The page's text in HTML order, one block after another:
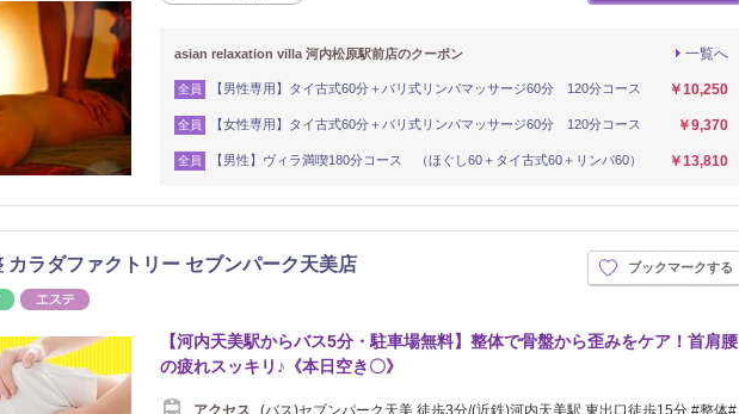
一覧へ
asian relaxation villa 河内松原駅前店のクーポン
全員 【男性専用】タイ古式60分＋バリ式リンパマッサージ60分 120分コース ￥10,250
全員 【女性専用】タイ古式60分＋バリ式リンパマッサージ60分 120分コース ￥9,370
全員 【男性】ヴィラ満喫180分コース （ほぐし60＋タイ古式60＋リンパ60） ￥13,810
カラダファクトリー セブンパーク天美店
ロリラク
ブックマークする
【河内天美駅からバス5分・駐車場無料】整体で骨盤から歪みをケア！首肩腰
の疲れスッキリ♪《本日空き〇》
アクセス
(バス)セブンパーク天美 徒歩3分/(近鉄)河内天美駅 東出口徒歩15分 #整体#